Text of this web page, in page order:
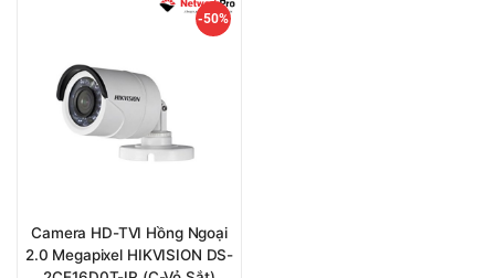
-50%
Camera HD-TVI Hồng Ngoại
2.0 Megapixel HIKVISION DS-